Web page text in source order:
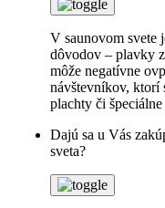
V saunovom svete
dôvodov – plavky
môže negatívne
návštevníkov, ktorí
plachty či
Dajú sa u Vás
sveta?